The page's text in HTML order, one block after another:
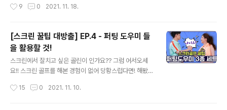
는지 모두 한눈에 볼 수 있어요! 스코어 카드 확인을 하면
를 위한 꿀팁 6가지를 준비했답니다~ 지금까지 라운드 설
들을 배웠어요. 그렇다면 이번에는 스크린 골프를 다양하
게 즐길 수 있는 모드들을 알아봐요! 여러 개의 모드가 있습
니다. 그 중 오늘 소개해드릴 모드는 스트로크, 네트워크 플
레이, 배틀존, 아케이드 게임이에요! 제일 먼저 스트로크 게
임이죠! 가장 기본이 되는 모드에요 골프에는 크게 두가지
승패를 가리는 방식 승리한 홀이 많은 쪽이 승자가 됨 코스
9 0 2021. 11. 18.
[스크린 꿀팁 대방출] EP.4 - 퍼팅 도우미 들
을 활용할 것!
스크린에서 잘치고 싶은 골린이 인가요?? 그럼 어서오세
요!! 스크린 골프를 해본 경험이 없어 당황스럽다면! 해봤지
를 위한 꿀팁 6가지를 준비했답니다~ 드디어 홀컵을 향해
15 0 2021. 11. 10.